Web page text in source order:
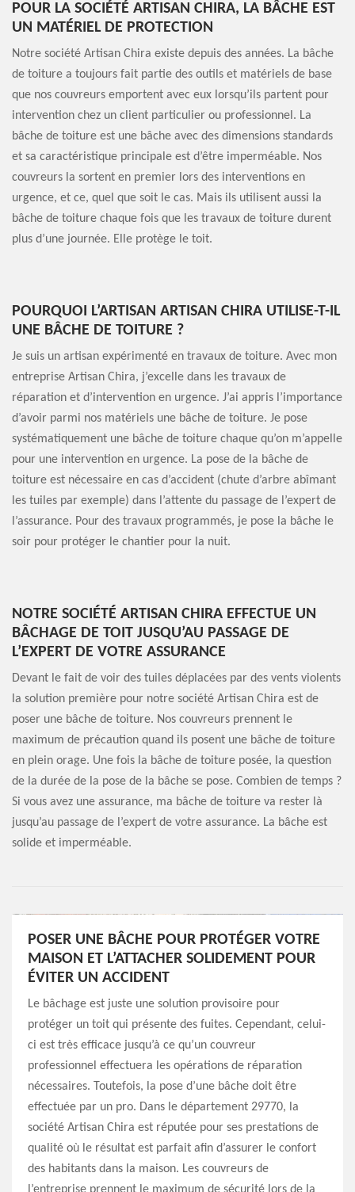
POUR LA SOCIÉTÉ ARTISAN CHIRA, LA BÂCHE EST
UN MATÉRIEL DE PROTECTION
Notre société Artisan Chira existe depuis des années. La bâche
de toiture a toujours fait partie des outils et matériels de base
que nos couvreurs emportent avec eux lorsqu’ils partent pour
intervention chez un client particulier ou professionnel. La
bâche de toiture est une bâche avec des dimensions standards
et sa caractéristique principale est d’être imperméable. Nos
couvreurs la sortent en premier lors des interventions en
urgence, et ce, quel que soit le cas. Mais ils utilisent aussi la
bâche de toiture chaque fois que les travaux de toiture durent
plus d’une journée. Elle protège le toit.
POURQUOI L’ARTISAN ARTISAN CHIRA UTILISE-T-IL
UNE BÂCHE DE TOITURE ?
Je suis un artisan expérimenté en travaux de toiture. Avec mon
entreprise Artisan Chira, j’excelle dans les travaux de
réparation et d’intervention en urgence. J’ai appris l’importance
d’avoir parmi nos matériels une bâche de toiture. Je pose
systématiquement une bâche de toiture chaque qu’on m’appelle
pour une intervention en urgence. La pose de la bâche de
toiture est nécessaire en cas d’accident (chute d’arbre abîmant
les tuiles par exemple) dans l’attente du passage de l’expert de
l’assurance. Pour des travaux programmés, je pose la bâche le
soir pour protéger le chantier pour la nuit.
NOTRE SOCIÉTÉ ARTISAN CHIRA EFFECTUE UN
BÂCHAGE DE TOIT JUSQU’AU PASSAGE DE
L’EXPERT DE VOTRE ASSURANCE
Devant le fait de voir des tuiles déplacées par des vents violents
la solution première pour notre société Artisan Chira est de
poser une bâche de toiture. Nos couvreurs prennent le
maximum de précaution quand ils posent une bâche de toiture
en plein orage. Une fois la bâche de toiture posée, la question
de la durée de la pose de la bâche se pose. Combien de temps ?
Si vous avez une assurance, ma bâche de toiture va rester là
jusqu’au passage de l’expert de votre assurance. La bâche est
solide et imperméable.
POSER UNE BÂCHE POUR PROTÉGER VOTRE
MAISON ET L’ATTACHER SOLIDEMENT POUR
ÉVITER UN ACCIDENT
Le bâchage est juste une solution provisoire pour
protéger un toit qui présente des fuites. Cependant, celui-
ci est très efficace jusqu’à ce qu’un couvreur
professionnel effectuera les opérations de réparation
nécessaires. Toutefois, la pose d’une bâche doit être
effectuée par un pro. Dans le département 29770, la
société Artisan Chira est réputée pour ses prestations de
qualité où le résultat est parfait afin d’assurer le confort
des habitants dans la maison. Les couvreurs de